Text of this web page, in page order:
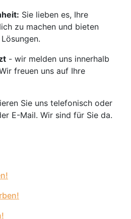
Sie lieben es, Ihre
zu machen und bieten
- wir melden uns innerhalb
freuen uns auf Ihre
Sie uns telefonisch oder
E-Mail. Wir sind für Sie da.